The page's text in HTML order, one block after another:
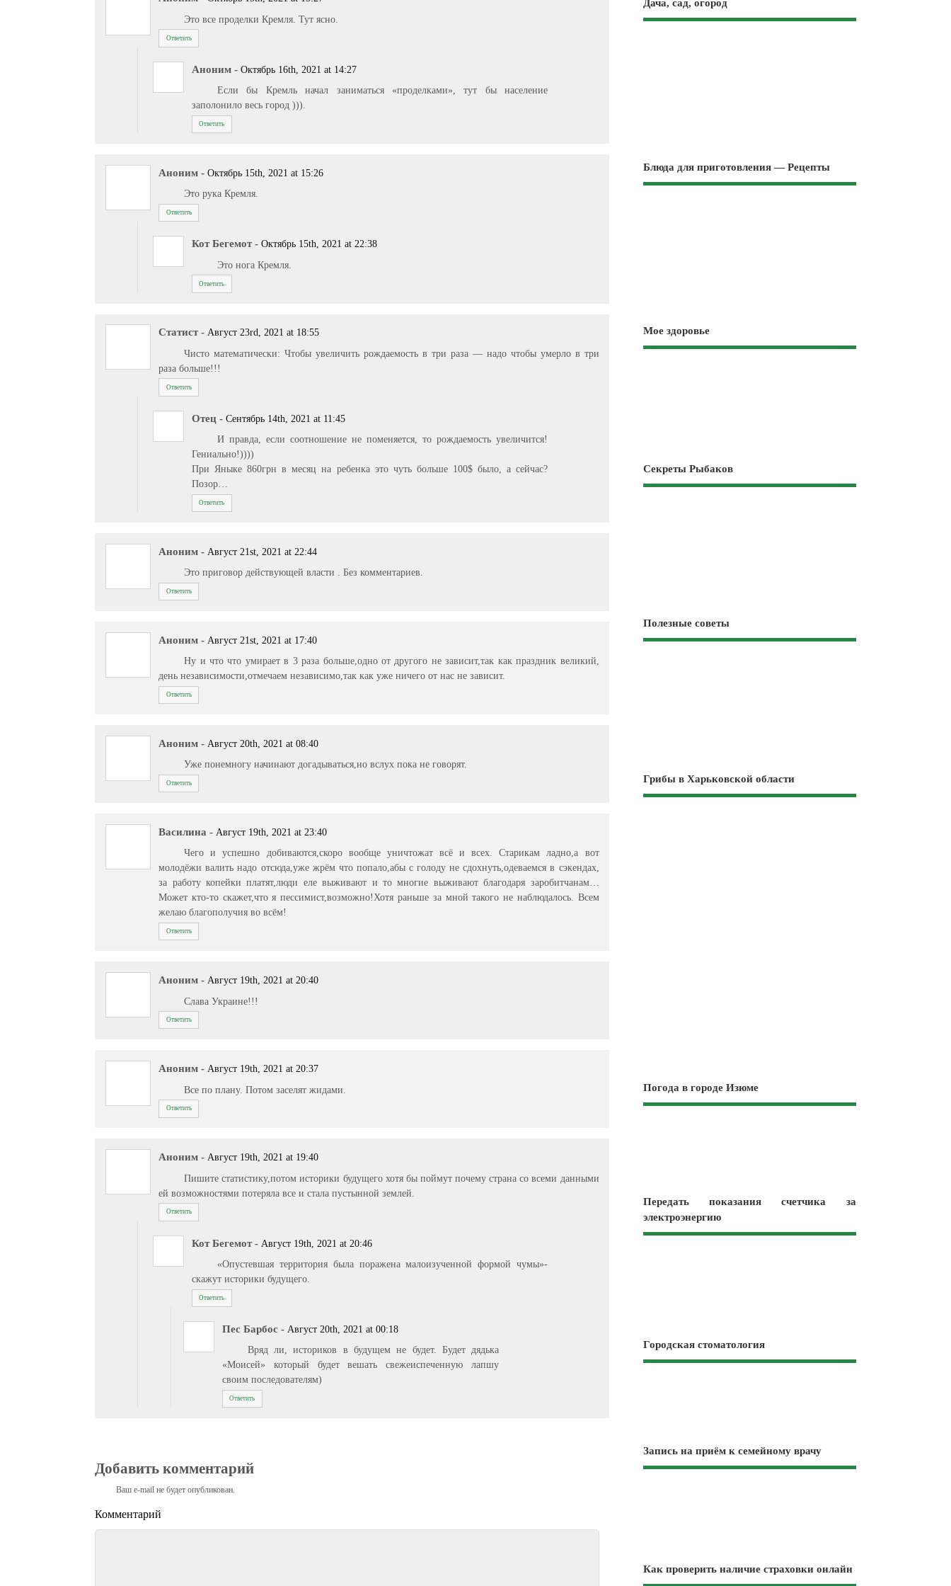
Это все проделки Кремля. Тут ясно.
Ответить
Аноним - Октябрь 16th, 2021 at 14:27
Если бы Кремль начал заниматься «проделками», тут бы население
заполонило весь город ))).
Ответить
Аноним - Октябрь 15th, 2021 at 15:26
Это рука Кремля.
Ответить
Кот Бегемот - Октябрь 15th, 2021 at 22:38
Это нога Кремля.
Ответить
Статист - Август 23rd, 2021 at 18:55
Чисто математически: Чтобы увеличить рождаемость в три раза — надо чтобы умерло в три
раза больше!!!
Ответить
Отец - Сентябрь 14th, 2021 at 11:45
И правда, если соотношение не поменяется, то рождаемость увеличится!
Гениально!))))
При Яныке 860грн в месяц на ребенка это чуть больше 100$ было, а сейчас?
Позор…
Ответить
Аноним - Август 21st, 2021 at 22:44
Это приговор действующей власти . Без комментариев.
Ответить
Аноним - Август 21st, 2021 at 17:40
Ну и что что умирает в 3 раза больше,одно от другого не зависит,так как праздник великий,
день независимости,отмечаем независимо,так как уже ничего от нас не зависит.
Ответить
Аноним - Август 20th, 2021 at 08:40
Уже понемногу начинают догадываться,но вслух пока не говорят.
Ответить
Василина - Август 19th, 2021 at 23:40
Чего и успешно добиваются,скоро вообще уничтожат всё и всех. Старикам ладно,а вот
молодёжи валить надо отсюда,уже жрём что попало,абы с голоду не сдохнуть,одеваемся в сэкендах,
за работу копейки платят,люди еле выживают и то многие выживают благодаря заробитчанам…
Может кто-то скажет,что я пессимист,возможно!Хотя раньше за мной такого не наблюдалось. Всем
желаю благополучия во всём!
Ответить
Аноним - Август 19th, 2021 at 20:40
Слава Украине!!!
Ответить
Аноним - Август 19th, 2021 at 20:37
Все по плану. Потом заселят жидами.
Ответить
Аноним - Август 19th, 2021 at 19:40
Пишите статистику,потом историки будущего хотя бы поймут почему страна со всеми данными
ей возможностями потеряла все и стала пустынной землей.
Ответить
Кот Бегемот - Август 19th, 2021 at 20:46
«Опустевшая территория была поражена малоизученной формой чумы»-
скажут историки будущего.
Ответить
Пес Барбос - Август 20th, 2021 at 00:18
Вряд ли, историков в будущем не будет. Будет дядька
«Моисей» который будет вешать свежеиспеченную лапшу
своим последователям)
Ответить
Добавить комментарий
Ваш e-mail не будет опубликован.
Комментарий
Дача, сад, огород
Блюда для приготовления — Рецепты
Мое здоровье
Секреты Рыбаков
Полезные советы
Грибы в Харьковской области
Погода в городе Изюме
Передать показания счетчика за
электроэнергию
Городская стоматология
Запись на приём к семейному врачу
Как проверить наличие страховки онлайн